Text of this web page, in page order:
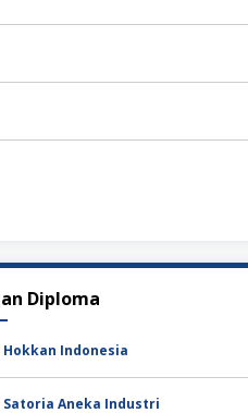
Diploma
Hokkan Indonesia
Satoria Aneka Industri